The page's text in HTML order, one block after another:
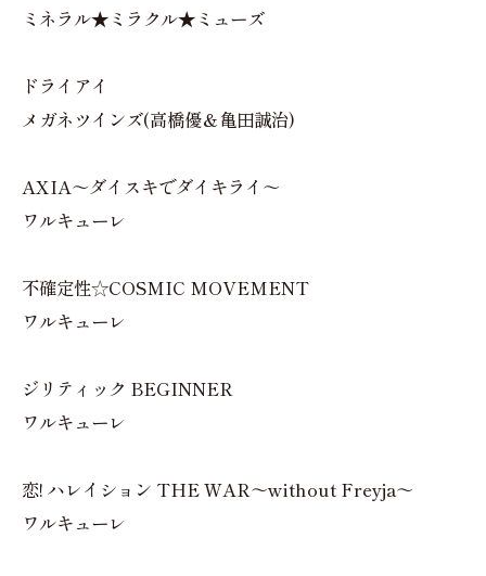
ミネラル★ミラクル★ミューズ
ドライアイ
メガネツインズ(高橋優＆亀田誠治)
AXIA～ダイスキでダイキライ～
ワルキューレ
不確定性☆COSMIC MOVEMENT
ワルキューレ
ジリティック BEGINNER
ワルキューレ
恋! ハレイション THE WAR～without Freyja～
ワルキューレ